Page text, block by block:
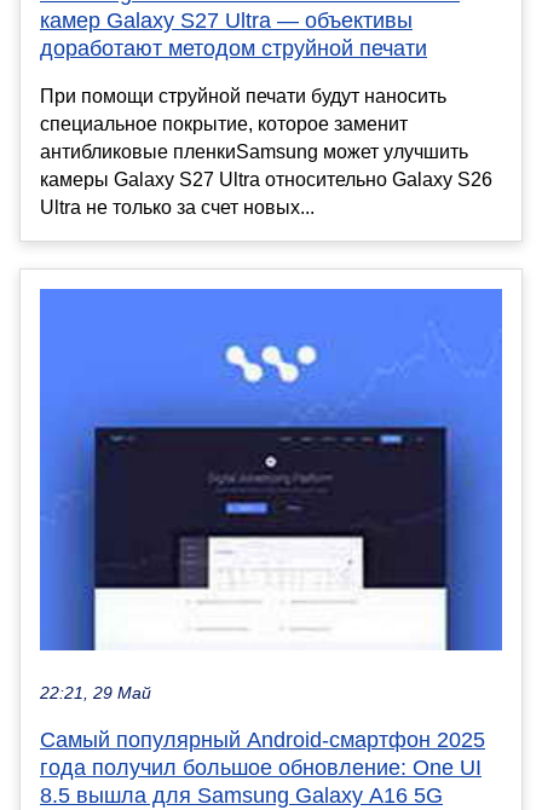
камер Galaxy S27 Ultra — объективы
доработают методом струйной печати
При помощи струйной печати будут наносить
специальное покрытие, которое заменит
антибликовые пленкиSamsung может улучшить
камеры Galaxy S27 Ultra относительно Galaxy S26
Ultra не только за счет новых...
22:21, 29 Май
Самый популярный Android-смартфон 2025
года получил большое обновление: One UI
8.5 вышла для Samsung Galaxy A16 5G